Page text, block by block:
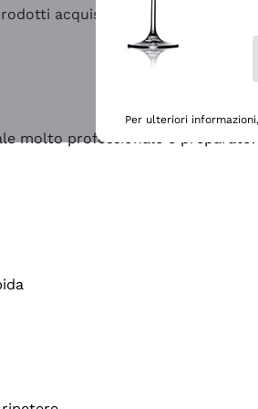
acquistati
molto professionale e
Per ulteriori